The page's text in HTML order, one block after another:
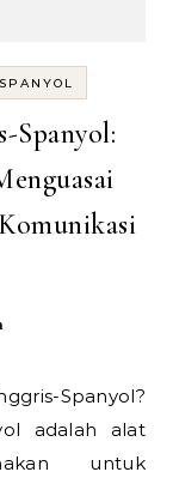
Spanyol:
adalah alat
untuk